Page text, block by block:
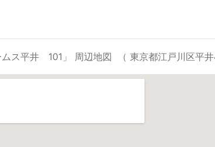
ムス平井 101」 周辺地図 （ 東京都江戸川区平井